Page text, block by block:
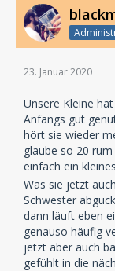
23. Januar 2020
Unsere Kleine
Anfangs gut
hört sie wieder
glaube so 20
einfach ein
Was sie jetzt
Schwester
dann läuft eben
genauso häufig
jetzt aber auch
gefühlt in die